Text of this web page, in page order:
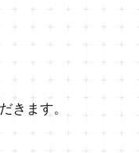
ます。